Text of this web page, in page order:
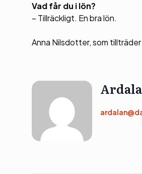
Vad får du i lön?
– Tillräckligt. En bra lön.
Anna Nilsdotter, som